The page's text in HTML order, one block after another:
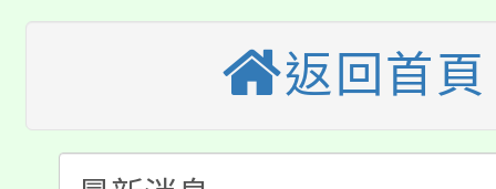
半價優惠，詳情可洽有
者。
份教師增能研習
大溪自造教育及科技
份教師研習
淨零綠生活教案入校路
會
115年食農教育專業人
返回首頁